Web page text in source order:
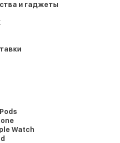
и гаджеты
Watch